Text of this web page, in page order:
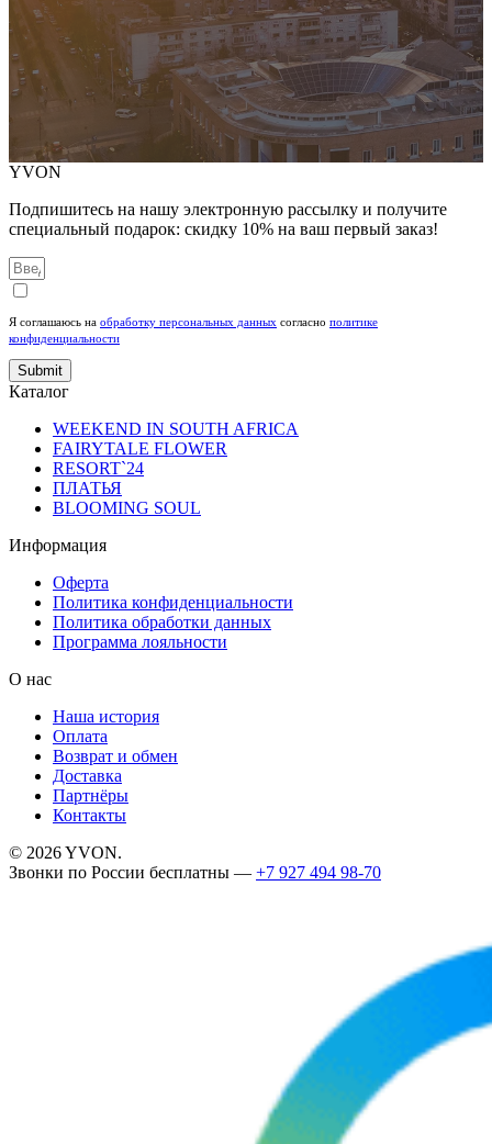
YVON
Подпишитесь на нашу электронную рассылку и получите
специальный подарок: скидку 10% на ваш первый заказ!
Я соглашаюсь на обработку персональных данных согласно политике
конфиденциальности
Submit
Каталог
WEEKEND IN SOUTH AFRICA
FAIRYTALE FLOWER
RESORT`24
ПЛАТЬЯ
BLOOMING SOUL
Информация
Оферта
Политика конфиденциальности
Политика обработки данных
Программа лояльности
О нас
Наша история
Оплата
Возврат и обмен
Доставка
Партнёры
Контакты
© 2026YVON.
Звонки по России бесплатны — +7 927 494 98-70